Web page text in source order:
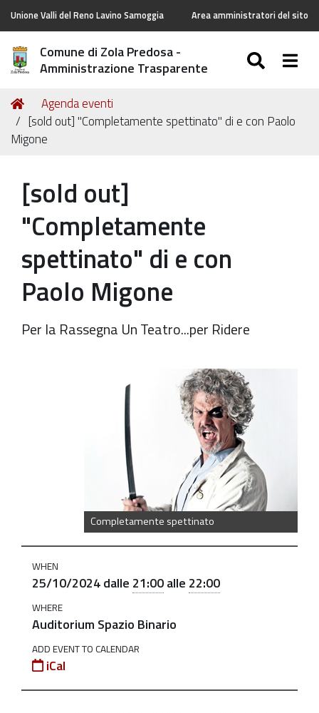
Unione Valli del Reno Lavino Samoggia Area amministratori del sito
Comune di Zola Predosa -
Amministrazione Trasparente
Tu
sei
qui:
Home
Agenda eventi
[sold out] "Completamente spettinato" di e con Paolo
Migone
[sold out]
"Completamente
spettinato" di e con
Paolo Migone
Per la Rassegna Un Teatro...per Ridere
Completamente spettinato
https://old.comune.zolapredosa.bo.it/events/
spettinato"
con
Paolo
Migone
2024-
WHEN
25/10/2024dalle 21:00alle 22:00
WHERE
Auditorium Spazio Binario
ADD EVENT TO CALENDAR
iCal